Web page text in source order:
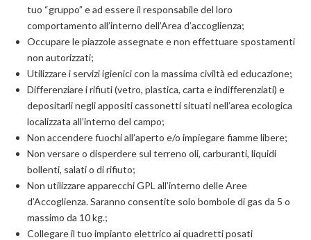
tuo “gruppo” e ad essere il responsabile del loro
comportamento all’interno dell’Area d’accoglienza;
Occupare le piazzole assegnate e non effettuare spostamenti
non autorizzati;
Utilizzare i servizi igienici con la massima civiltà ed educazione;
Differenziare i rifiuti (vetro, plastica, carta e indifferenziati) e
depositarli negli appositi cassonetti situati nell’area ecologica
localizzata all’interno del campo;
Non accendere fuochi all’aperto e/o impiegare fiamme libere;
Non versare o disperdere sul terreno oli, carburanti, liquidi
bollenti, salati o di rifiuto;
Non utilizzare apparecchi GPL all’interno delle Aree
d’Accoglienza. Saranno consentite solo bombole di gas da 5 o
massimo da 10 kg.;
Collegare il tuo impianto elettrico ai quadretti posati